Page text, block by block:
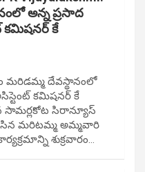
అన్న ప్రసాద
కమిషనర్ కే
మరిడమ్మ దేవస్థానంలో
కమిషనర్ కే
సామర్లకోట సిరాన్యూస్
మరిటమ్మ అమ్మవారి
శుక్రవారం…